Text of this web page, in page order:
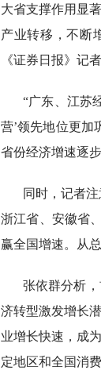
大省支撑作用显
产业转移，不断
《证券日报》记
“广东、江苏
营’领先地位更加
省份经济增速逐
同时，记者
浙江省、安徽省
赢全国增速。从
张依群分析
济转型激发增长
业增长快速，成
定地区和全国消